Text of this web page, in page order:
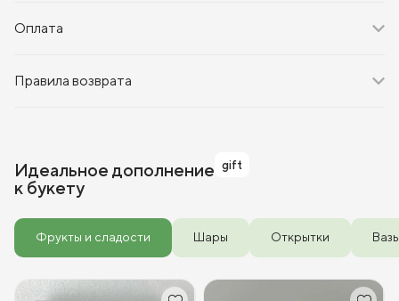
Оплата
Правила возврата
Идеальное дополнение
к букету
gift
Фрукты и сладости Шары Открытки